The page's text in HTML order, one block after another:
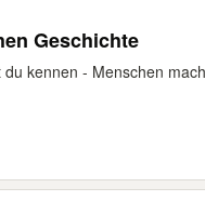
Geschichte
kennen - Menschen